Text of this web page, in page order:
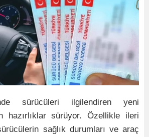
sürücüleri ilgilendiren yeni
hazırlıklar sürüyor. Özellikle ileri
sağlık durumları ve araç